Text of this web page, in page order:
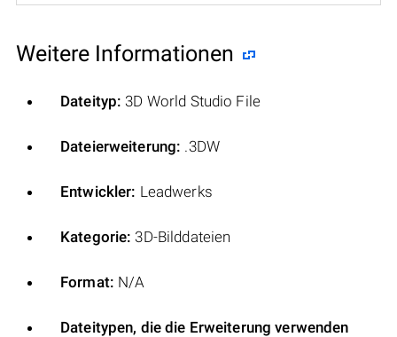
Weitere Informationen
Dateityp: 3D World Studio File
Dateierweiterung: .3DW
Entwickler: Leadwerks
Kategorie: 3D-Bilddateien
Format: N/A
Dateitypen, die die Erweiterung verwenden